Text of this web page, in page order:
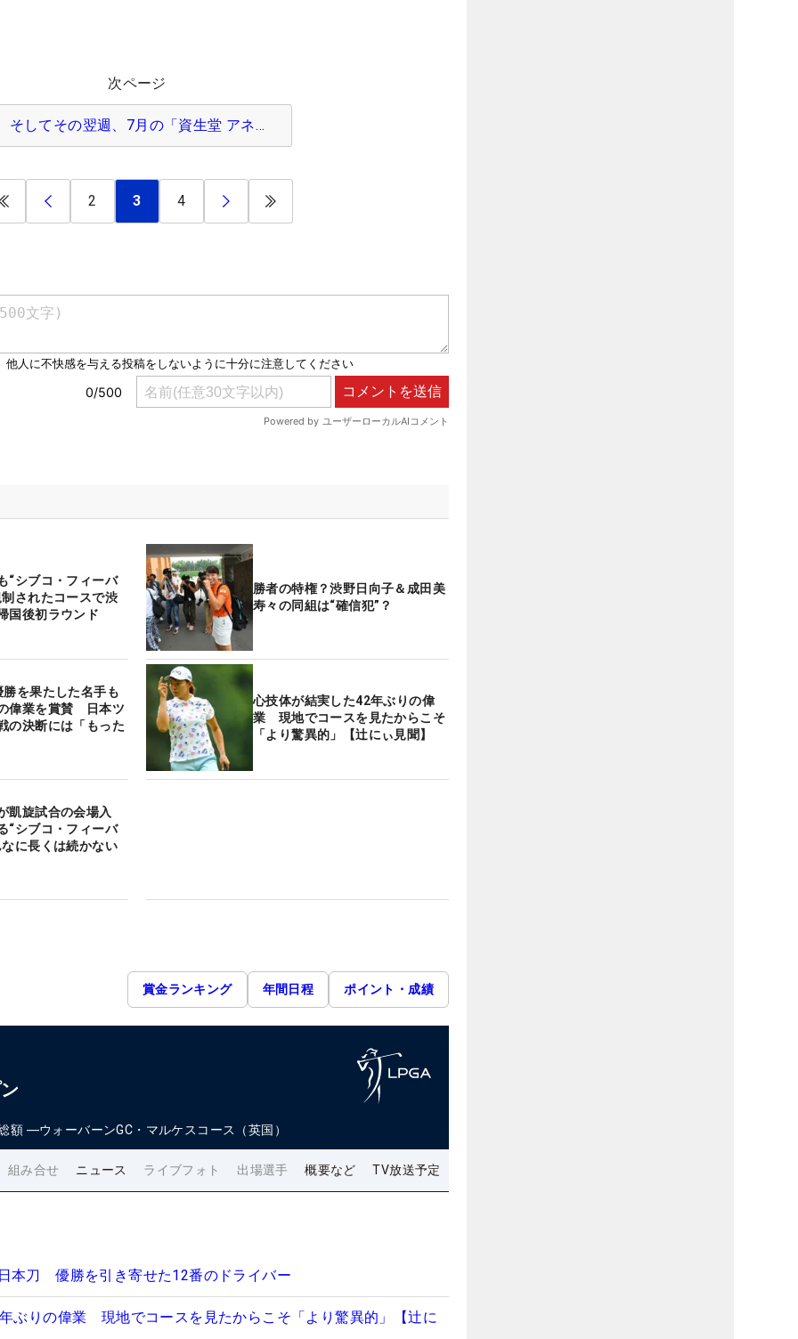
次ページ
そしてその翌週、7月の「資生堂 アネ…
2 3 4
“シブコ・フィーバ
されたコースで渋
国後初ラウンド
勝者の特権？渋野日向子＆成田美
寿々の同組は“確信犯”？
を果たした名手も
偉業を賞賛 日本ツ
の決断には「もった
心技体が結実した42年ぶりの偉
業 現地でコースを見たからこそ
「より驚異的」【辻にぃ見聞】
凱旋試合の会場入
シブコ・フィーバ
に長くは続かない
賞金ランキング 年間日程 ポイント・成績
額 ―ウォーバーンGC・マルケスコース（英国）
組み合せ ニュース ライブフォト 出場選手 概要など TV放送予定
本刀 優勝を引き寄せた12番のドライバー
ぶりの偉業 現地でコースを見たからこそ「より驚異的」【辻に